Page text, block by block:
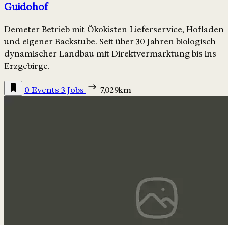
Guidohof
Demeter-Betrieb mit Ökokisten-Lieferservice, Hofladen
und eigener Backstube. Seit über 30 Jahren biologisch-
dynamischer Landbau mit Direktvermarktung bis ins
Erzgebirge.
0 Events 3 Jobs 7,029km